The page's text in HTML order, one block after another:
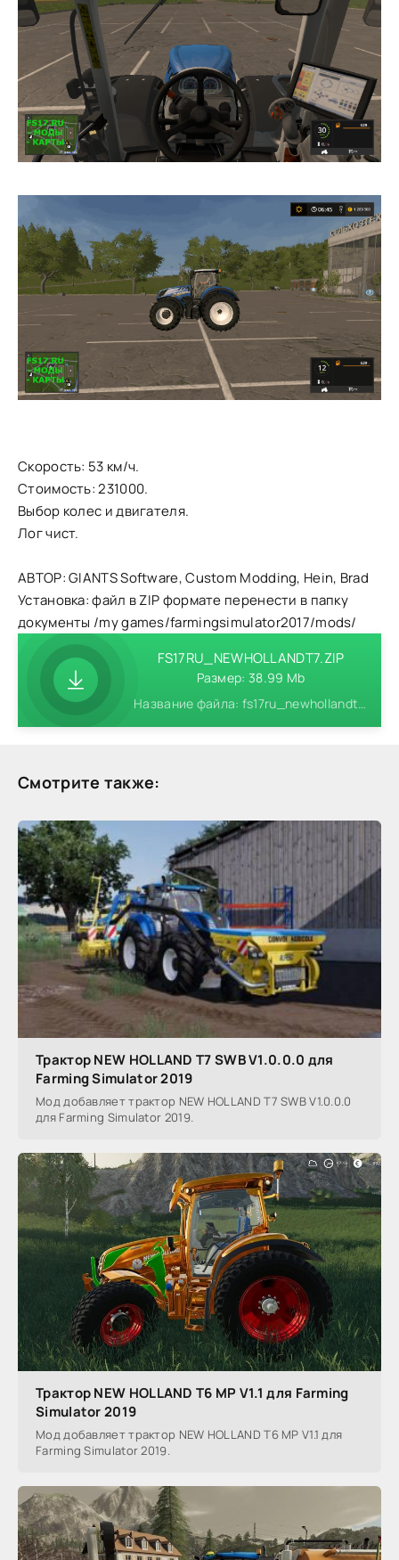
Скорость: 53 км/ч.
Стоимость: 231000.
Выбор колес и двигателя.
Лог чист.
АВТОР: GIANTS Software, Custom Modding, Hein, Brad
Установка: файл в ZIP формате перенести в папку
документы /my games/farmingsimulator2017/mods/
FS17RU_NEWHOLLANDT7.ZIP
Размер: 38.99 Mb
Название файла: fs17ru_newhollandt7.zip
Смотрите также:
Трактор NEW HOLLAND T7 SWB V1.0.0.0 для
Farming Simulator 2019
Мод добавляет трактор NEW HOLLAND T7 SWB V1.0.0.0
для Farming Simulator 2019.
Трактор NEW HOLLAND T6 MP V1.1 для Farming
Simulator 2019
Мод добавляет трактор NEW HOLLAND T6 MP V1.1 для
Farming Simulator 2019.